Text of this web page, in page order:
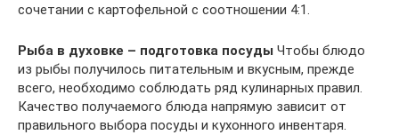
сочетании с картофельной с соотношении 4:1.
Рыба в духовке – подготовка посуды Чтобы блюдо
из рыбы получилось питательным и вкусным, прежде
всего, необходимо соблюдать ряд кулинарных правил.
Качество получаемого блюда напрямую зависит от
правильного выбора посуды и кухонного инвентаря.